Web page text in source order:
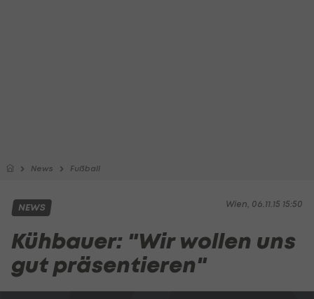
News Fußball
Wien, 06.11.15 15:50
NEWS
Kühbauer: "Wir wollen uns
gut präsentieren"